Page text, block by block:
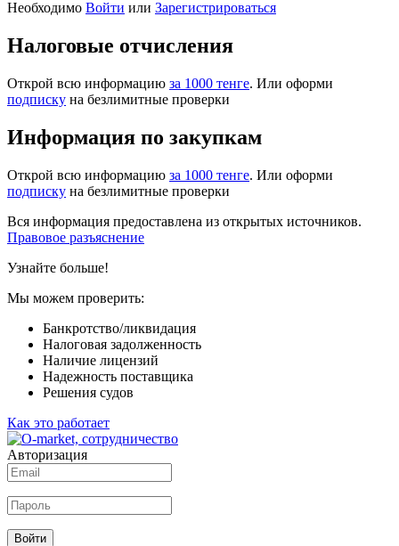
Необходимо Войти или Зарегистрироваться
Налоговые отчисления
Открой всю информацию за 1000 тенге. Или оформи
подписку на безлимитные проверки
Информация по закупкам
Открой всю информацию за 1000 тенге. Или оформи
подписку на безлимитные проверки
Вся информация предоставлена из открытых источников.
Правовое разъяснение
Узнайте больше!
Мы можем проверить:
Банкротство/ликвидация
Налоговая задолженность
Наличие лицензий
Надежность поставщика
Решения судов
Как это работает
Авторизация
Войти